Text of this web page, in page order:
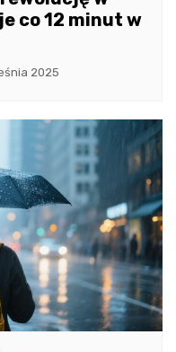
co 12 minut w
2025